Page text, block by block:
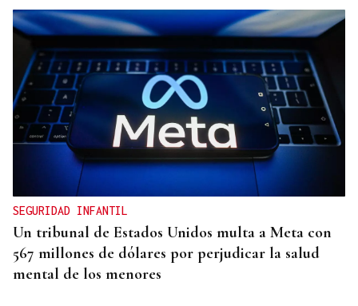
SEGURIDAD INFANTIL
Un tribunal de Estados Unidos multa a Meta con
567 millones de dólares por perjudicar la salud
mental de los menores